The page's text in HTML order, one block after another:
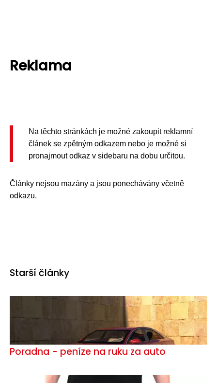
Reklama
Na těchto stránkách je možné zakoupit reklamní
článek se zpětným odkazem nebo je možné si
pronajmout odkaz v sidebaru na dobu určitou.
Články nejsou mazány a jsou ponechávány včetně
odkazu.
Starší články
Poradna - peníze na ruku za auto